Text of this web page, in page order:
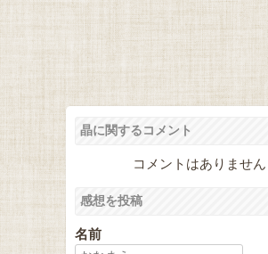
晶に関するコメント
コメントはありません
感想を投稿
名前